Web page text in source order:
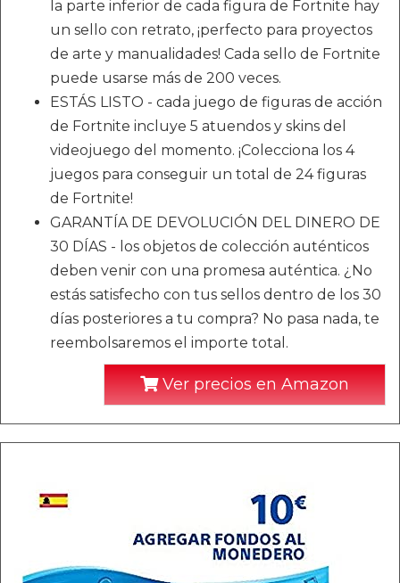
la parte inferior de cada figura de Fortnite hay
un sello con retrato, ¡perfecto para proyectos
de arte y manualidades! Cada sello de Fortnite
puede usarse más de 200 veces.
ESTÁS LISTO - cada juego de figuras de acción
de Fortnite incluye 5 atuendos y skins del
videojuego del momento. ¡Colecciona los 4
juegos para conseguir un total de 24 figuras
de Fortnite!
GARANTÍA DE DEVOLUCIÓN DEL DINERO DE
30 DÍAS - los objetos de colección auténticos
deben venir con una promesa auténtica. ¿No
estás satisfecho con tus sellos dentro de los 30
días posteriores a tu compra? No pasa nada, te
reembolsaremos el importe total.
Ver precios en Amazon